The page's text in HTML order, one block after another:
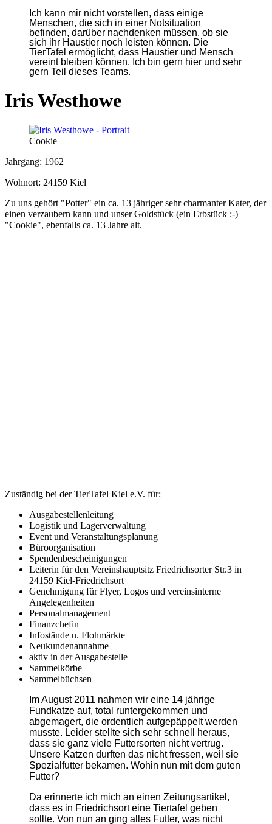
Ich kann mir nicht vorstellen, dass einige
Menschen, die sich in einer Notsituation
befinden, darüber nachdenken müssen, ob sie
sich ihr Haustier noch leisten können. Die
TierTafel ermöglicht, dass Haustier und Mensch
vereint bleiben können. Ich bin gern hier und sehr
gern Teil dieses Teams.
Iris Westhowe
Cookie
Jahrgang: 1962
Wohnort: 24159 Kiel
Zu uns gehört "Potter" ein ca. 13 jähriger sehr charmanter Kater, der
einen verzaubern kann und unser Goldstück (ein Erbstück :-)
"Cookie", ebenfalls ca. 13 Jahre alt.
Zuständig bei der TierTafel Kiel e.V. für:
Ausgabestellenleitung
Logistik und Lagerverwaltung
Event und Veranstaltungsplanung
Büroorganisation
Spendenbescheinigungen
Leiterin für den Vereinshauptsitz Friedrichsorter Str.3 in
24159 Kiel-Friedrichsort
Genehmigung für Flyer, Logos und vereinsinterne
Angelegenheiten
Personalmanagement
Finanzchefin
Infostände u. Flohmärkte
Neukundenannahme
aktiv in der Ausgabestelle
Sammelkörbe
Sammelbüchsen
Im August 2011 nahmen wir eine 14 jährige
Fundkatze auf, total runtergekommen und
abgemagert, die ordentlich aufgepäppelt werden
musste. Leider stellte sich sehr schnell heraus,
dass sie ganz viele Futtersorten nicht vertrug.
Unsere Katzen durften das nicht fressen, weil sie
Spezialfutter bekamen. Wohin nun mit dem guten
Futter?
Da erinnerte ich mich an einen Zeitungsartikel,
dass es in Friedrichsort eine Tiertafel geben
sollte. Von nun an ging alles Futter, was nicht